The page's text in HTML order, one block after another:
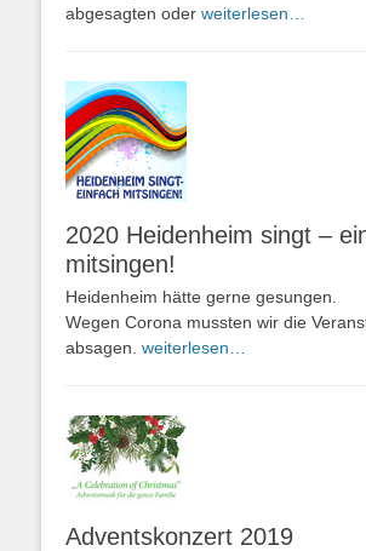
abgesagten oder weiterlesen…
2020 Heidenheim singt –
mitsingen!
Heidenheim hätte gerne gesungen.
Wegen Corona mussten wir die
absagen. weiterlesen…
Adventskonzert 2019